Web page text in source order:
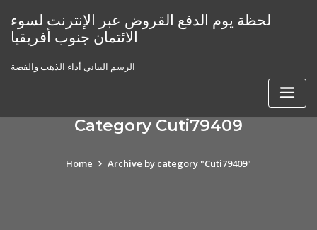
content
لحظة يوم الدفع القروض عبر الإنترنت لسوء
الائتمان جنوب أفريقيا
الرسم البياني أداء الذهب والفضة
Category Cuti79409
Home Archive by category "Cuti79409"